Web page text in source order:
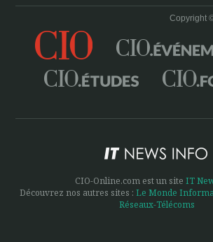
Copyright
CIO-Online.com est un site IT
Découvrez nos autres sites : Le Monde
Réseaux-Télécoms